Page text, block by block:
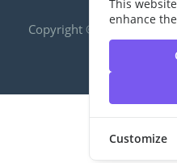
This
enhance
Customize
Copyright ©2020 RUS|ก
เทคโนโลยีร